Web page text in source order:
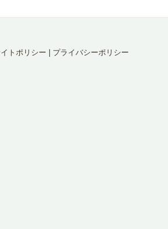
トポリシー
プライバシーポリシー